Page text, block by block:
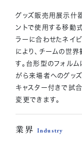
グッズ販売用展示什
ントで使用する移動
ラーに合わせたネイ
により、チームの世
す。台形型のフォル
がら来場者へのグッ
キャスター付きで試
変更できます。
業界 Industry